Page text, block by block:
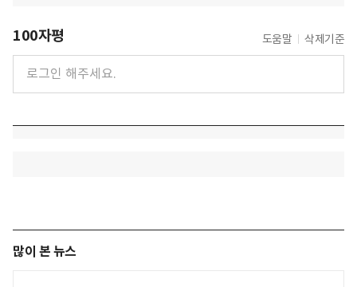
100자평 도움말 삭제기준
많이 본 뉴스